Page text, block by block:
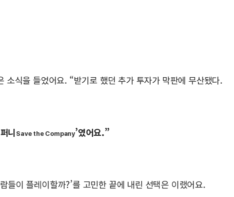
식을 들었어요. “받기로 했던 추가 투자가 막판에 무산됐다.
니 Save the Company’였어요.”
들이 플레이할까?’를 고민한 끝에 내린 선택은 이랬어요.